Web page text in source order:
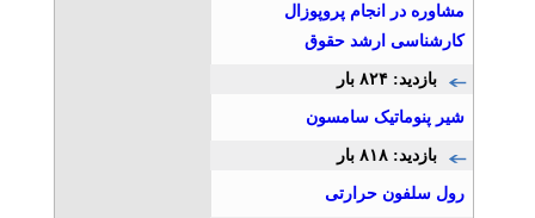
موسسه حقوقی دادگستر نصر
» آگهی برنزی (توان ۱)
کیش فرصت طلایی دی ماه
تلفن: ۰۹۱۷۶۹۹۸۸۰۷
» آگهی برنزی (توان ۱)
مشاوره در انجام پروپوزال
کارشناسی ارشد حقوق
بازدید: ۸۲۴ بار
شير پنوماتيک سامسون
بازدید: ۸۱۸ بار
رول سلفون حرارتی